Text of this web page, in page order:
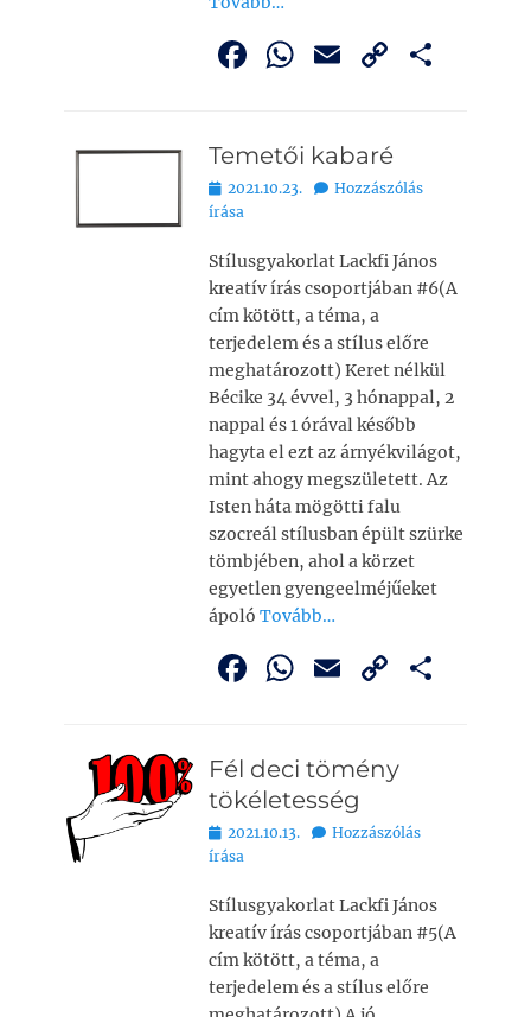
F
e
b
o
o
k
W
s
A
p
p
E
l
C
y
Li
n
k g
Temetői kabaré
Bejegyezve
2021.10.23.
Hozzászólás
írása
Stílusgyakorlat Lackfi János
kreatív írás csoportjában #6(A
cím kötött, a téma, a
terjedelem és a stílus előre
meghatározott) Keret nélkül
Bécike 34 évvel, 3 hónappal, 2
nappal és 1 órával később
hagyta el ezt az árnyékvilágot,
mint ahogy megszületett. Az
Isten háta mögötti falu
szocreál stílusban épült szürke
tömbjében, ahol a körzet
egyetlen gyengeelméjűeket
ápolóTovább…
F
e
b
o
k
W
s
A
p
E
l
C
y
Li
k
Fél deci tömény
tökéletesség
Bejegyezve
2021.10.13.
Hozzászólás
írása
Stílusgyakorlat Lackfi János
kreatív írás csoportjában #5(A
cím kötött, a téma, a
terjedelem és a stílus előre